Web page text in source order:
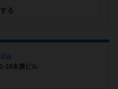
る
18末廣ビル